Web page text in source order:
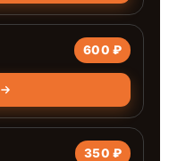
600 ₽
350 ₽